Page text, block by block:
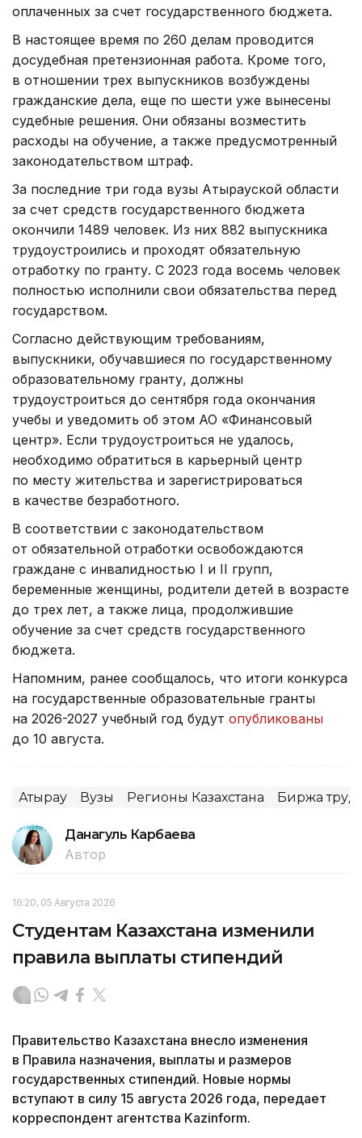
оплаченных за счет государственного бюджета.
В настоящее время по 260 делам проводится
досудебная претензионная работа. Кроме того,
в отношении трех выпускников возбуждены
гражданские дела, еще по шести уже вынесены
судебные решения. Они обязаны возместить
расходы на обучение, а также предусмотренный
законодательством штраф.
За последние три года вузы Атырауской области
за счет средств государственного бюджета
окончили 1489 человек. Из них 882 выпускника
трудоустроились и проходят обязательную
отработку по гранту. С 2023 года восемь человек
полностью исполнили свои обязательства перед
государством.
Согласно действующим требованиям,
выпускники, обучавшиеся по государственному
образовательному гранту, должны
трудоустроиться до сентября года окончания
учебы и уведомить об этом АО «Финансовый
центр». Если трудоустроиться не удалось,
необходимо обратиться в карьерный центр
по месту жительства и зарегистрироваться
в качестве безработного.
В соответствии с законодательством
от обязательной отработки освобождаются
граждане с инвалидностью I и II групп,
беременные женщины, родители детей в возрасте
до трех лет, а также лица, продолжившие
обучение за счет средств государственного
бюджета.
Напомним, ранее сообщалось, что итоги конкурса
на государственные образовательные гранты
на 2026-2027 учебный год будут опубликованы
до 10 августа.
Атырау Вузы Регионы Казахстана Биржа
Данагуль Карбаева
Автор
16:20, 05 Августа 2026
Студентам Казахстана изменили
правила выплаты стипендий
Правительство Казахстана внесло изменения
в Правила назначения, выплаты и размеров
государственных стипендий. Новые нормы
вступают в силу 15 августа 2026 года, передает
корреспондент агентства Kazinform.